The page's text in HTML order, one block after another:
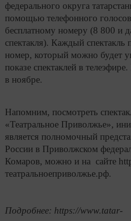
федерального округа
помощью телефонного
бесплатному номеру (8 800 и
спектакля). Каждый спектакль
номер, который можно будет
показе спектаклей в
в ноябре.
Напомним, посмотреть
«Театральное Приволжье»,
является полномочный
России в Приволжском
Комаров, можно и на сайте
театральноеприволжье.рф.
Подробнее: https://www.tatar-